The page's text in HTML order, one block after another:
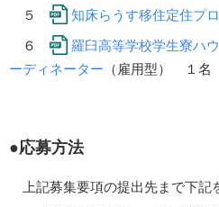
５
知床らうす移住定住プ
６
羅臼高等学校学生寮ハ
ーディネーター （雇用型） １名
応募方法
上記募集要項の提出先まで下記